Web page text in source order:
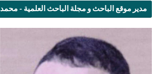
مدير موقع الباحث و مجلة الباحث العلمية - محمد